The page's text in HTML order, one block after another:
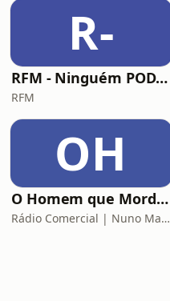
R-
RFM - Ninguém POD comigo
RFM
OH
O Homem que Mordeu o Cão
Rádio Comercial | Nuno Markl